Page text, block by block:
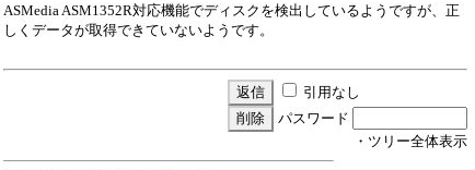
ASMedia ASM1352R対応機能でディスクを検出しているようですが、正
しくデータが取得できていないようです。
引用なし
パスワード
・ツリー全体表示